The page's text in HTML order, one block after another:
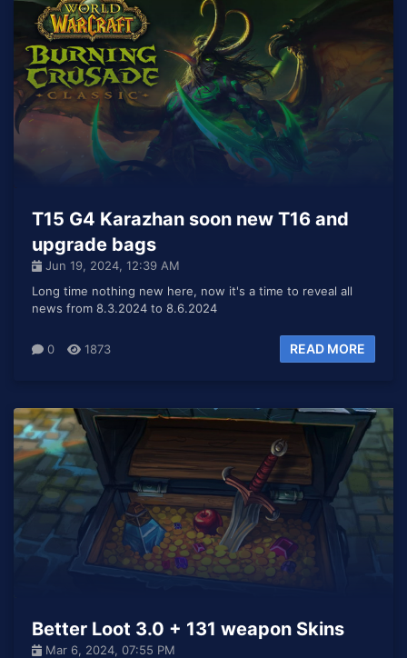
T15 G4 Karazhan soon new T16 and
upgrade bags
Jun 19, 2024, 12:39 AM
Long time nothing new here, now it's a time to reveal all
news from 8.3.2024 to 8.6.2024
0 1873 READ MORE
Better Loot 3.0 + 131 weapon Skins
Mar 6, 2024, 07:55 PM